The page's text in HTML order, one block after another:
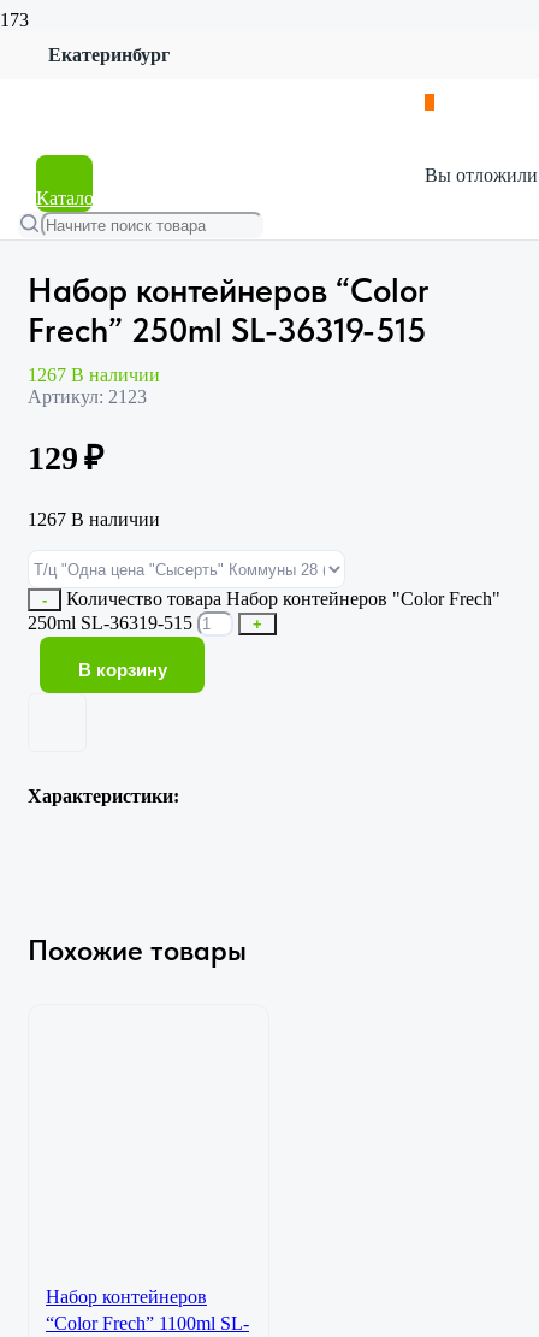
Екатеринбург
Вы
Каталог
Набор контейнеров “Color Frech” 250ml SL-36319-515
Набор контейнеров “Color
Frech” 250ml SL-36319-515
1267 В наличии
Артикул: 2123
129₽
1267 В наличии
-
Количество товара Набор контейнеров "Color Frech"
250ml SL-36319-515
+
В корзину
Характеристики:
Похожие товары
Набор контейнеров
“Color Frech” 1100ml SL-